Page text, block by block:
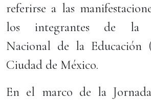
referirse a las
los integrantes de la
Nacional de la
Ciudad de México.
En el marco de la